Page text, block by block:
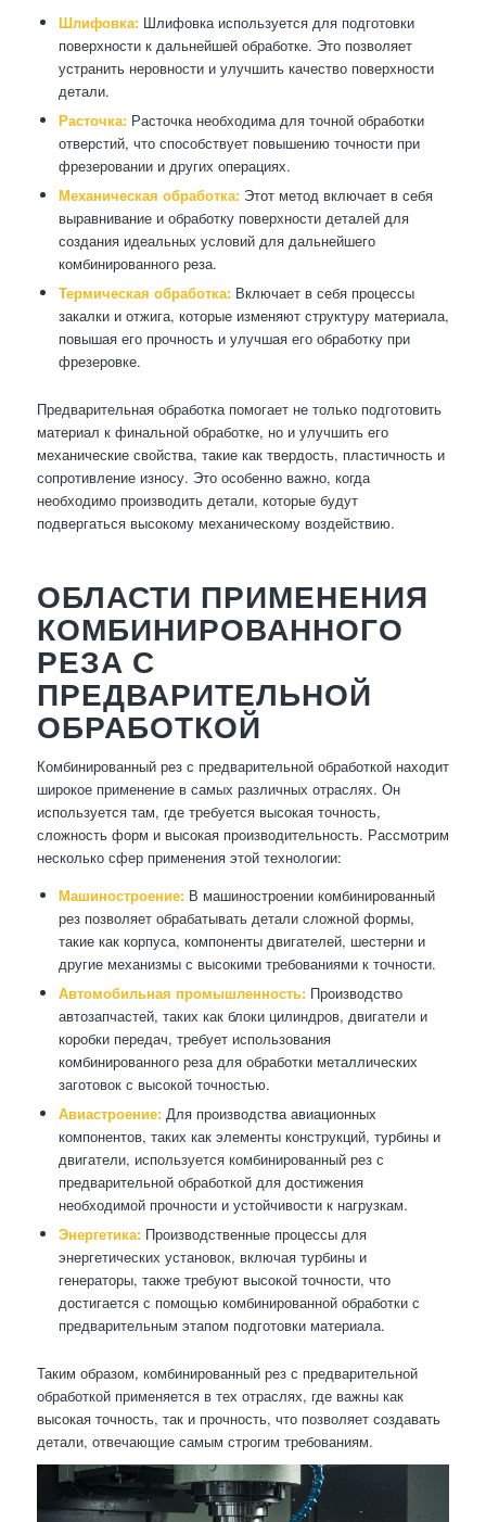
Шлифовка:Шлифовка используется для подготовки
поверхности к дальнейшей обработке. Это позволяет
устранить неровности и улучшить качество поверхности
детали.
Расточка:Расточка необходима для точной обработки
отверстий, что способствует повышению точности при
фрезеровании и других операциях.
Механическая обработка:Этот метод включает в себя
выравнивание и обработку поверхности деталей для
создания идеальных условий для дальнейшего
комбинированного реза.
Термическая обработка:Включает в себя процессы
закалки и отжига, которые изменяют структуру материала,
повышая его прочность и улучшая его обработку при
фрезеровке.
Предварительная обработка помогает не только подготовить
материал к финальной обработке, но и улучшить его
механические свойства, такие как твердость, пластичность и
сопротивление износу. Это особенно важно, когда
необходимо производить детали, которые будут
подвергаться высокому механическому воздействию.
ОБЛАСТИ ПРИМЕНЕНИЯ
КОМБИНИРОВАННОГО
РЕЗА С
ПРЕДВАРИТЕЛЬНОЙ
ОБРАБОТКОЙ
Комбинированный рез с предварительной обработкой находит
широкое применение в самых различных отраслях. Он
используется там, где требуется высокая точность,
сложность форм и высокая производительность. Рассмотрим
несколько сфер применения этой технологии:
Машиностроение:В машиностроении комбинированный
рез позволяет обрабатывать детали сложной формы,
такие как корпуса, компоненты двигателей, шестерни и
другие механизмы с высокими требованиями к точности.
Автомобильная промышленность:Производство
автозапчастей, таких как блоки цилиндров, двигатели и
коробки передач, требует использования
комбинированного реза для обработки металлических
заготовок с высокой точностью.
Авиастроение:Для производства авиационных
компонентов, таких как элементы конструкций, турбины и
двигатели, используется комбинированный рез с
предварительной обработкой для достижения
необходимой прочности и устойчивости к нагрузкам.
Энергетика:Производственные процессы для
энергетических установок, включая турбины и
генераторы, также требуют высокой точности, что
достигается с помощью комбинированной обработки с
предварительным этапом подготовки материала.
Таким образом, комбинированный рез с предварительной
обработкой применяется в тех отраслях, где важны как
высокая точность, так и прочность, что позволяет создавать
детали, отвечающие самым строгим требованиям.